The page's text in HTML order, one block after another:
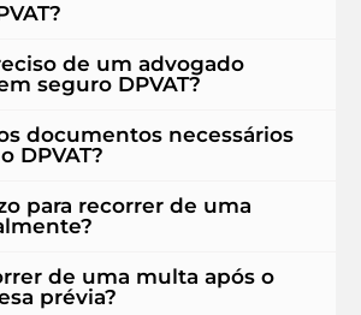
de um advogado
seguro DPVAT?
documentos necessários
DPVAT?
para recorrer de uma
de uma multa após o
prévia?